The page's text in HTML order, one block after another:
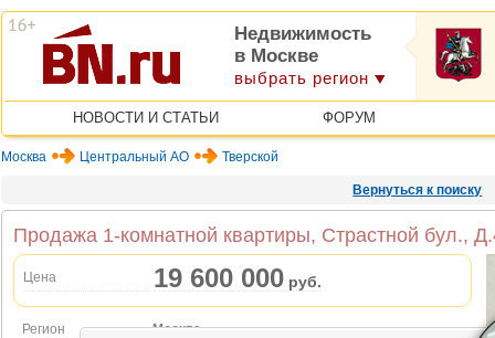
Недвижимость
в Москве
выбрать регион
НОВОСТИ И СТАТЬИ ФОРУМ
Москва Центральный АО Тверской
Вернуться к поиску
Продажа 1-комнатной квартиры, Страстной бул.,
Цена 19 600 000 руб.
Регион Москва